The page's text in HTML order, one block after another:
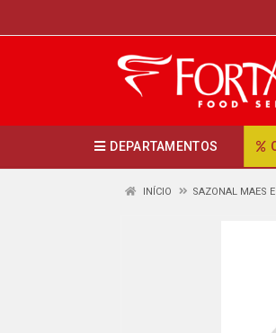
DEPARTAMENTOS
INÍCIO SAZONAL MAES